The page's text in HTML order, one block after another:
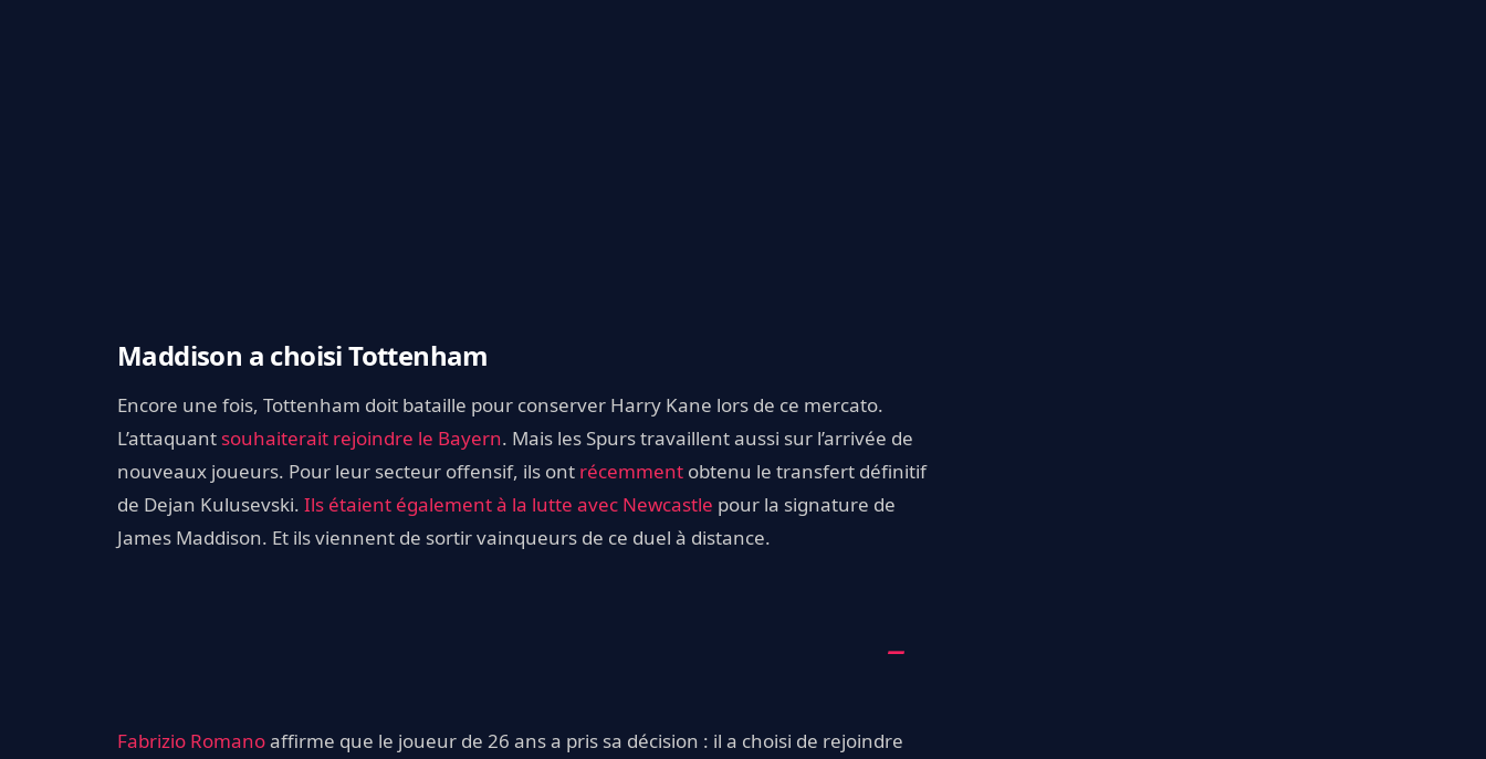
Maddison a choisi Tottenham
Encore une fois, Tottenham doit bataille pour conserver Harry Kane lors de ce mercato.
L’attaquant souhaiterait rejoindre le Bayern. Mais les Spurs travaillent aussi sur l’arrivée de
nouveaux joueurs. Pour leur secteur offensif, ils ont récemment obtenu le transfert définitif
de Dejan Kulusevski. Ils étaient également à la lutte avec Newcastle pour la signature de
James Maddison. Et ils viennent de sortir vainqueurs de ce duel à distance.
Fabrizio Romanoaffirme que le joueur de 26 ans a pris sa décision : il a choisi de rejoindre